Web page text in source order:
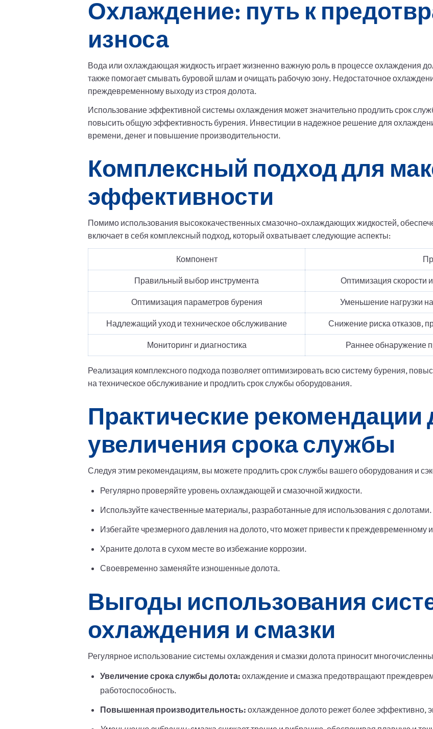
Охлаждение: путь к
износа
Вода или охлаждающая жидкость играет жизненно важную роль в процессе охлаждения
также помогает смывать буровой шлам и очищать рабочую зону. Недостаточное
преждевременному выходу из строя долота.
Использование эффективной системы охлаждения может значительно продлить срок
повысить общую эффективность бурения. Инвестиции в надежное решение для
времени, денег и повышение производительности.
Комплексный подход для
эффективности
Помимо использования высококачественных смазочно-охлаждающих жидкостей,
включает в себя комплексный подход, который охватывает следующие аспекты:
Компонент
Правильный выбор инструмента Оптимизация скорости
Оптимизация параметров бурения Уменьшение нагрузки
Надлежащий уход и техническое обслуживание Снижение риска отказов,
Мониторинг и диагностика Раннее обнаружение
Реализация комплексного подхода позволяет оптимизировать всю систему бурения,
на техническое обслуживание и продлить срок службы оборудования.
Практические рекомендации
увеличения срока службы
Следуя этим рекомендациям, вы можете продлить срок службы вашего оборудования и
Регулярно проверяйте уровень охлаждающей и смазочной жидкости.
Используйте качественные материалы, разработанные для использования с долотами.
Избегайте чрезмерного давления на долото, что может привести к преждевременному
Храните долота в сухом месте во избежание коррозии.
Своевременно заменяйте изношенные долота.
Выгоды использования
охлаждения и смазки
Регулярное использование системы охлаждения и смазки долота приносит
Увеличение срока службы долота: охлаждение и смазка предотвращают
работоспособность.
Повышенная производительность: охлажденное долото режет более эффективно,